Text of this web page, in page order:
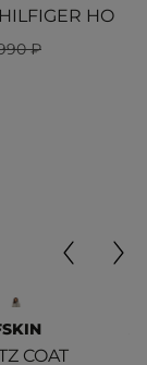
HO
₽
COAT